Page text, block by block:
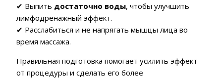
✔ Выпить достаточно воды, чтобы улучшить
лимфодренажный эффект.
✔ Расслабиться и не напрягать мышцы лица во
время массажа.
Правильная подготовка помогает усилить эффект
от процедуры и сделать его более